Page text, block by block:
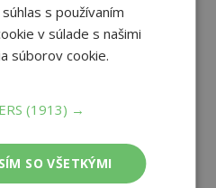
žena
Frantz
s používaním
v súlade s našimi
súborov cookie.
(1913) →
SO VŠETKÝMI